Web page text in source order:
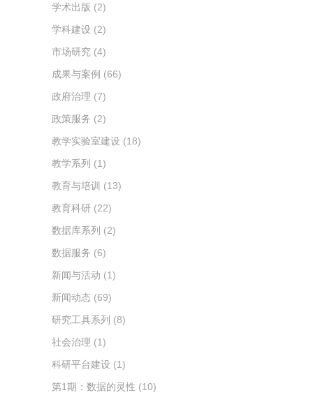
学术出版 (2)
学科建设 (2)
市场研究 (4)
成果与案例 (66)
政府治理 (7)
政策服务 (2)
教学实验室建设 (18)
教学系列 (1)
教育与培训 (13)
教育科研 (22)
数据库系列 (2)
数据服务 (6)
新闻与活动 (1)
新闻动态 (69)
研究工具系列 (8)
社会治理 (1)
科研平台建设 (1)
第1期：数据的灵性 (10)